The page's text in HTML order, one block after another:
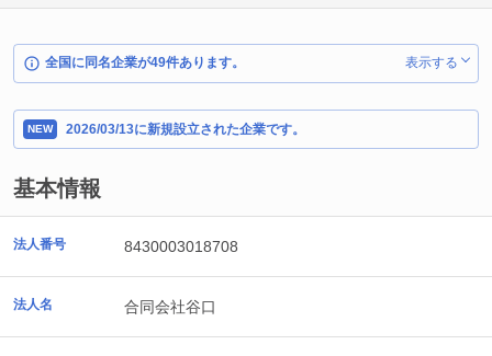
全国に同名企業が49件あります。 表示する
NEW 2026/03/13に新規設立された企業です。
基本情報
法人番号 8430003018708
法人名 合同会社谷口